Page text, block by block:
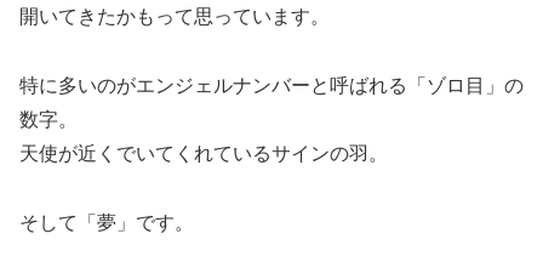
開いてきたかもって思っています。
特に多いのがエンジェルナンバーと呼ばれる「ゾロ目」の
数字。
天使が近くでいてくれているサインの羽。
そして「夢」です。